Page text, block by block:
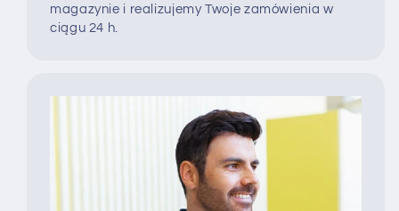
magazynie i realizujemy Twoje zamówienia w
ciągu 24 h.